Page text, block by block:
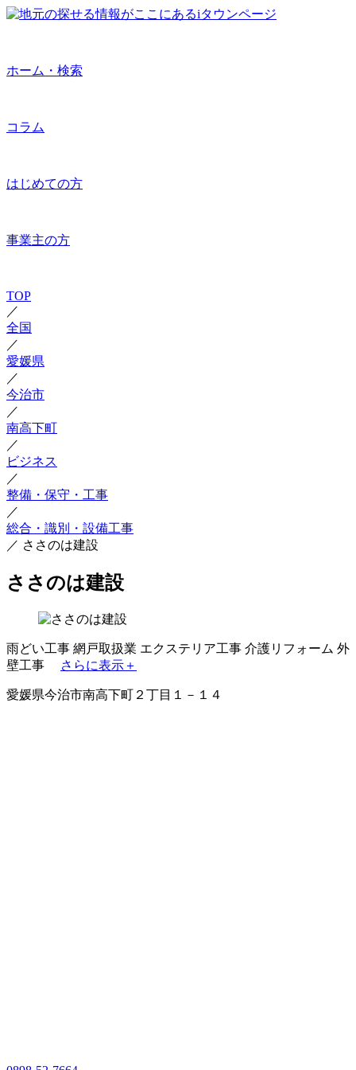
ホーム・検索
コラム
はじめての方
事業主の方
TOP
／
全国
／
愛媛県
／
今治市
／
南高下町
／
ビジネス
／
整備・保守・工事
／
総合・識別・設備工事
／ ささのは建設
ささのは建設
雨どい工事 網戸取扱業 エクステリア工事 介護リフォーム 外
壁工事
さらに表示＋
愛媛県今治市南高下町２丁目１－１４